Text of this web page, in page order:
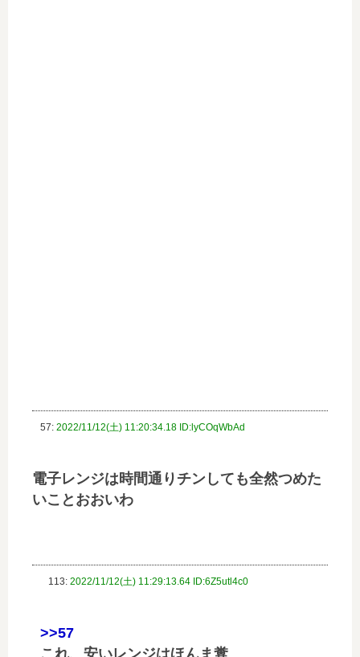
57: 2022/11/12(土) 11:20:34.18 ID:lyCOqWbAd
電子レンジは時間通りチンしても全然つめた
いことおおいわ
113: 2022/11/12(土) 11:29:13.64 ID:6Z5utl4c0
>>57
これ、安いレンジはほんま糞